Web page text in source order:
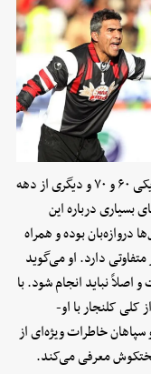
ورزشی بدل شده است. قیاسی از دو نسل متفاوت؛ یکی ۶۰ و ۷۰ و دیگری از دهه
بسیاری درباره این
دروازه‌بان بوده و همراه
شرکت کرده، نظر متفاوتی دارد. او می‌گوید
نباید انجام شود. با
کلی کلنجار با او-
خاطرات ویژه‌ای از
و سختکوش معرفی می‌کند.